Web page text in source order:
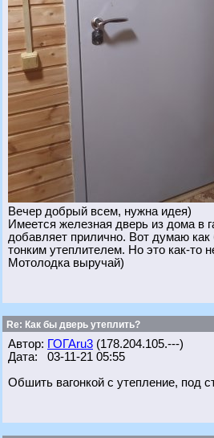
Вечер добрый всем, нужна идея)
Имеется железная дверь из дома в
добавляет прилично. Вот думаю как
тонким утеплителем. Но это как-то
Мотолодка выручай)
Re: Как бы дверь утеплить?
Автор: ГОГАru3 (178.204.105.---)
Дата: 03-11-21 05:55
Обшить вагонкой с утепление, под